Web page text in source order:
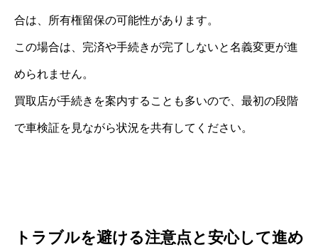
合は、所有権留保の可能性があります。
この場合は、完済や手続きが完了しないと名義変更が進
められません。
買取店が手続きを案内することも多いので、最初の段階
で車検証を見ながら状況を共有してください。
トラブルを避ける注意点と安心して進め